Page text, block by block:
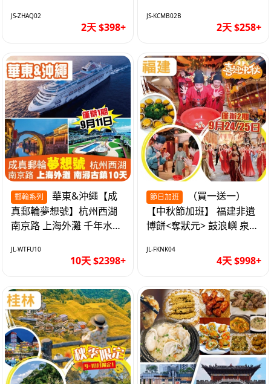
JS-ZHAQ02
2天 $398+
JS-KCMB02B
2天 $258+
郵輪系列
真郵輪夢想號】杭州西湖
南京路 上海外灘 千年水鄉
自費10天
JL-WTFU10
10天 $2398+
節日加班
【中秋節加班】 福建非遺
博餅<奪狀元> 鼓浪嶼 泉州
車超值4天
JL-FKNK04
4天 $998+